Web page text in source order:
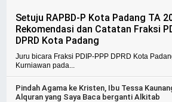
Setuju RAPBD-P Kota Padang TA
Rekomendasi dan Catatan Fraksi
DPRD Kota Padang
Juru bicara Fraksi PDIP-PPP DPRD Kota
Kurniawan pada...
Pindah Agama ke Kristen, Ibu Tessa
Alquran yang Saya Baca berganti Alkitab